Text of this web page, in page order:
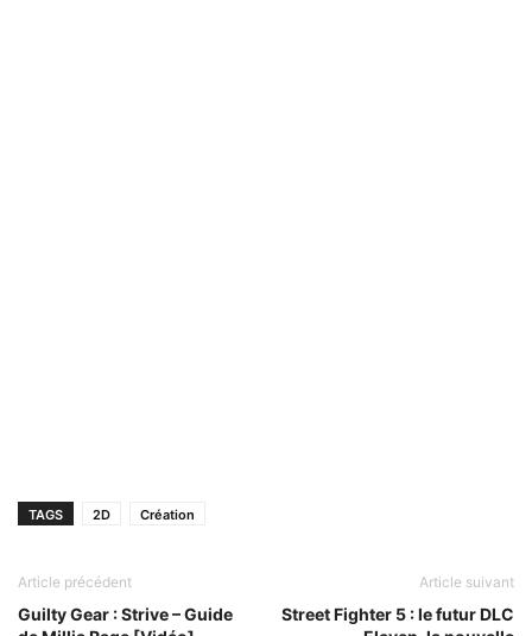
TAGS 2D Création
Article précédent
Guilty Gear : Strive – Guide
Article suivant
Street Fighter 5 : le futur DLC